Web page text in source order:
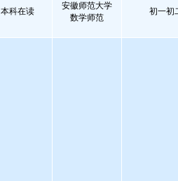
本科在读
安徽师范大学
数学师范
初一初